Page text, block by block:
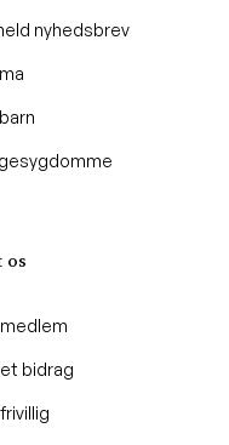
nyhedsbrev
os
medlem
bidrag